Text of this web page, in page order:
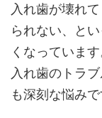
入れ歯が壊れ
られない、と
くなっています
入れ歯のトラ
も深刻な悩みで